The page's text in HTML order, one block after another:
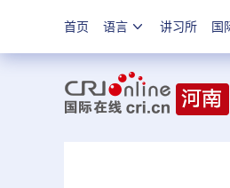
首页 语言 讲习所 国